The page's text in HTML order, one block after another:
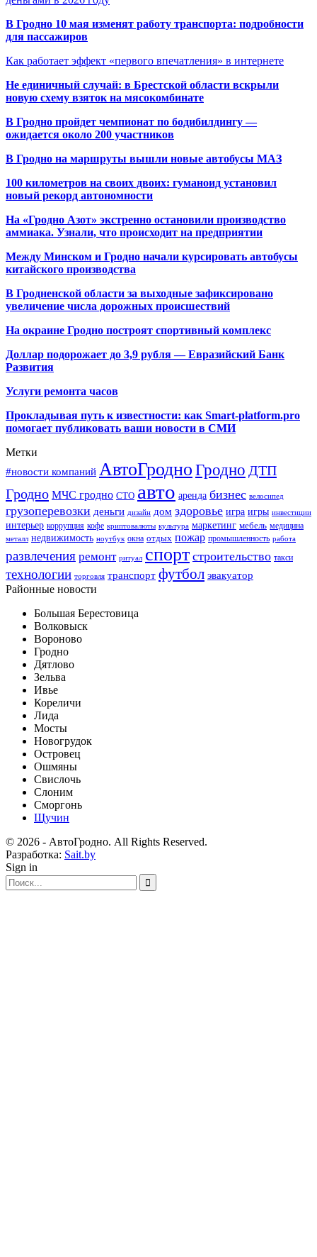
В Гродно 10 мая изменят работу транспорта: подробности
для пассажиров
Как работает эффект «первого впечатления» в интернете
Не единичный случай: в Брестской области вскрыли
новую схему взяток на мясокомбинате
В Гродно пройдет чемпионат по бодибилдингу —
ожидается около 200 участников
В Гродно на маршруты вышли новые автобусы МАЗ
100 километров на своих двоих: гуманоид установил
новый рекорд автономности
На «Гродно Азот» экстренно остановили производство
аммиака. Узнали, что происходит на предприятии
Между Минском и Гродно начали курсировать автобусы
китайского производства
В Гродненской области за выходные зафиксировано
увеличение числа дорожных происшествий
На окраине Гродно построят спортивный комплекс
Доллар подорожает до 3,9 рубля — Евразийский Банк
Развития
Услуги ремонта часов
Прокладывая путь к известности: как Smart-platform.pro
помогает публиковать ваши новости в СМИ
Метки
#новости компаний АвтоГродноГродно ДТП
Гродно МЧС гродно СТО авто аренда бизнес велосипед
грузоперевозки деньги дизайн дом здоровье игра игры инвестиции
интерьер коррупция кофе криптовалюты культура маркетинг мебель медицина
металл недвижимость ноутбук окна отдых пожар промышленность работа
развлечения ремонт ритуал спорт строительство такси
технологии торговля транспорт футбол эвакуатор
Районные новости
Большая Берестовица
Волковыск
Вороново
Гродно
Дятлово
Зельва
Ивье
Кореличи
Лида
Мосты
Новогрудок
Островец
Ошмяны
Свислочь
Слоним
Сморгонь
Щучин
© 2026 - АвтоГродно. All Rights Reserved.
Разработка: Sait.by
Sign in